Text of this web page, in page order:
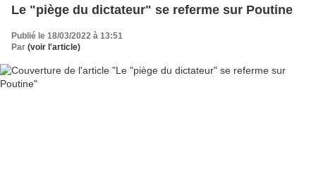
Le "piège du dictateur" se referme sur Poutine
Publié le 18/03/2022 à 13:51
Par (voir l'article)